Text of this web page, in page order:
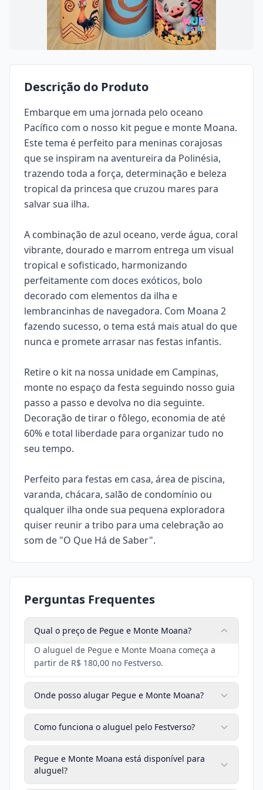
Descrição do Produto
Embarque em uma jornada pelo oceano
Pacífico com o nosso kit pegue e monte Moana.
Este tema é perfeito para meninas corajosas
que se inspiram na aventureira da Polinésia,
trazendo toda a força, determinação e beleza
tropical da princesa que cruzou mares para
salvar sua ilha.
A combinação de azul oceano, verde água, coral
vibrante, dourado e marrom entrega um visual
tropical e sofisticado, harmonizando
perfeitamente com doces exóticos, bolo
decorado com elementos da ilha e
lembrancinhas de navegadora. Com Moana 2
fazendo sucesso, o tema está mais atual do que
nunca e promete arrasar nas festas infantis.
Retire o kit na nossa unidade em Campinas,
monte no espaço da festa seguindo nosso guia
passo a passo e devolva no dia seguinte.
Decoração de tirar o fôlego, economia de até
60% e total liberdade para organizar tudo no
seu tempo.
Perfeito para festas em casa, área de piscina,
varanda, chácara, salão de condomínio ou
qualquer ilha onde sua pequena exploradora
quiser reunir a tribo para uma celebração ao
som de "O Que Há de Saber".
Perguntas Frequentes
Qual o preço de Pegue e Monte Moana?
O aluguel de Pegue e Monte Moana começa a
partir de R$ 180,00 no Festverso.
Onde posso alugar Pegue e Monte Moana?
Como funciona o aluguel pelo Festverso?
Pegue e Monte Moana está disponível para
aluguel?